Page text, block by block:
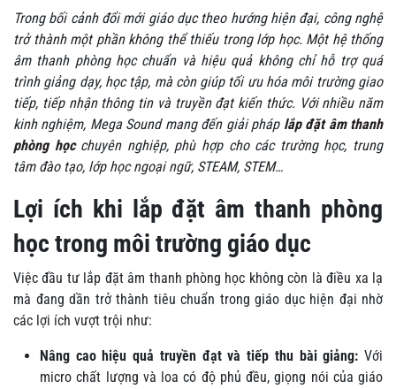
Trong bối cảnh đổi mới giáo dục theo hướng hiện đại, công nghệ
trở thành một phần không thể thiếu trong lớp học. Một hệ thống
âm thanh phòng học chuẩn và hiệu quả không chỉ hỗ trợ quá
trình giảng dạy, học tập, mà còn giúp tối ưu hóa môi trường giao
tiếp, tiếp nhận thông tin và truyền đạt kiến thức. Với nhiều năm
kinh nghiệm, Mega Sound mang đến giải pháp lắp đặt âm thanh
phòng họcchuyên nghiệp, phù hợp cho các trường học, trung
tâm đào tạo, lớp học ngoại ngữ, STEAM, STEM…
Lợi ích khi lắp đặt âm thanh phòng
học trong môi trường giáo dục
Việc đầu tư lắp đặt âm thanh phòng học không còn là điều xa lạ
mà đang dần trở thành tiêu chuẩn trong giáo dục hiện đại nhờ
các lợi ích vượt trội như:
Nâng cao hiệu quả truyền đạt và tiếp thu bài giảng: Với
micro chất lượng và loa có độ phủ đều, giọng nói của giáo